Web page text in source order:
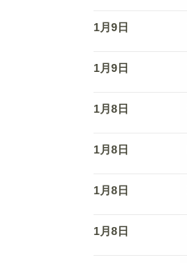
1月9日
1月9日
1月8日
1月8日
1月8日
1月8日